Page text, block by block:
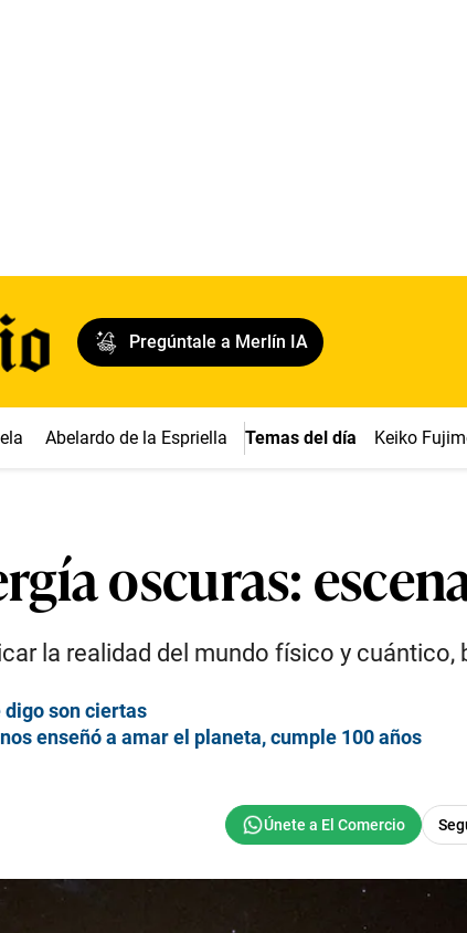
Pregúntale a Merlín IA
Abelardo de la Espriella Temas del día Keiko
oscuras:
la realidad del mundo físico y cuántico,
digo son ciertas
enseñó a amar el planeta, cumple 100 años